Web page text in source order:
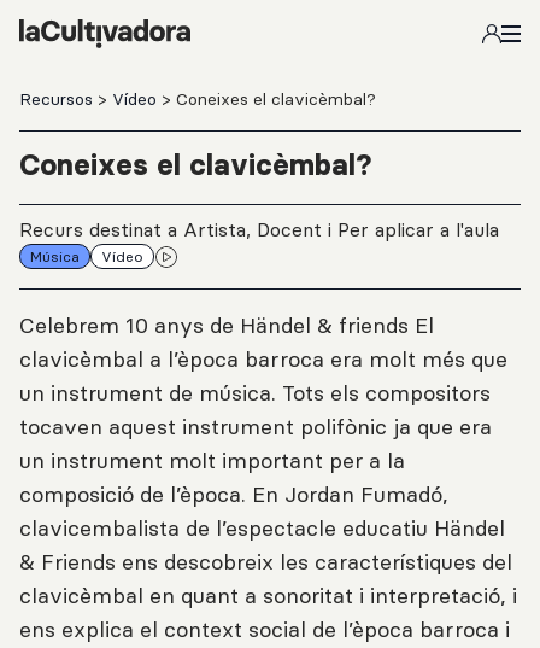
Salta al contingut principal
Recursos > Vídeo > Coneixes el clavicèmbal?
Coneixes el clavicèmbal?
Música Vídeo
Recurs destinat a Artista, Docent i Per aplicar a l'aula
Celebrem 10 anys de Händel & friends El
clavicèmbal a l’època barroca era molt més que
un instrument de música. Tots els compositors
tocaven aquest instrument polifònic ja que era
un instrument molt important per a la
composició de l’època. En Jordan Fumadó,
clavicembalista de l’espectacle educatiu Händel
& Friends ens descobreix les característiques del
clavicèmbal en quant a sonoritat i interpretació, i
ens explica el context social de l’època barroca i